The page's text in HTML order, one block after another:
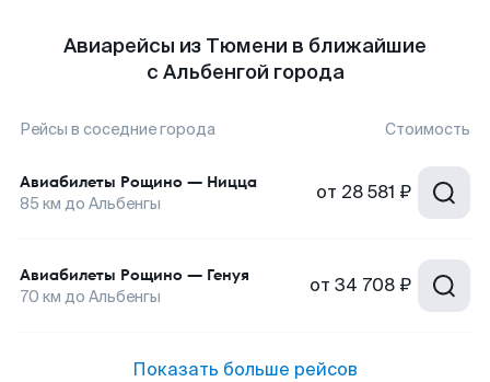
Авиарейсы из Тюмени в ближайшие
с Альбенгой города
Рейсы в соседние города Стоимость
Авиабилеты Рощино — Ницца
85 км до Альбенгы от 28 581 ₽
Авиабилеты Рощино — Генуя
70 км до Альбенгы от 34 708 ₽
Показать больше рейсов